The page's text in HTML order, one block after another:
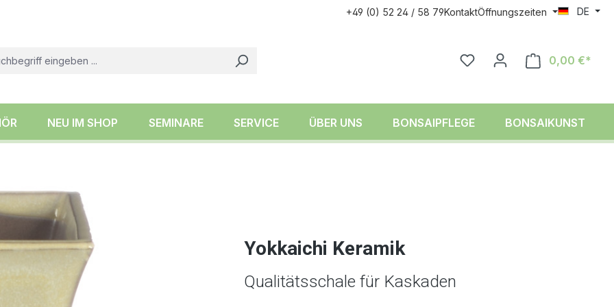
+49 (0) 52 24 / 58 79KontaktÖffnungszeiten DE
0,00 €*
NEU IM SHOP SEMINARE SERVICE ÜBER UNS BONSAIPFLEGE BONSAIKUNST
Yokkaichi Keramik
Qualitätsschale für Kaskaden